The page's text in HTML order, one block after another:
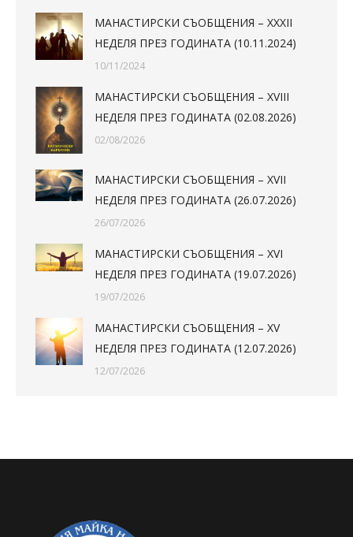
МАНАСТИРСКИ СЪОБЩЕНИЯ – XXXII
НЕДЕЛЯ ПРЕЗ ГОДИНАТА (10.11.2024)
10/11/2024
МАНАСТИРСКИ СЪОБЩЕНИЯ – XVIII
НЕДЕЛЯ ПРЕЗ ГОДИНАТА (02.08.2026)
02/08/2026
МАНАСТИРСКИ СЪОБЩЕНИЯ – XVII
НЕДЕЛЯ ПРЕЗ ГОДИНАТА (26.07.2026)
26/07/2026
МАНАСТИРСКИ СЪОБЩЕНИЯ – XVI
НЕДЕЛЯ ПРЕЗ ГОДИНАТА (19.07.2026)
19/07/2026
МАНАСТИРСКИ СЪОБЩЕНИЯ – XV
НЕДЕЛЯ ПРЕЗ ГОДИНАТА (12.07.2026)
12/07/2026